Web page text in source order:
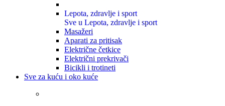
Lepota, zdravlje i sport
Sve u Lepota, zdravlje i sport
Masažeri
Aparati za pritisak
Električne četkice
Električni prekrivači
Bicikli i trotineti
Sve za kuću i oko kuće